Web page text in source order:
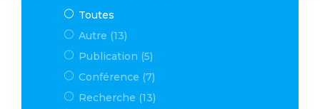
Toutes
Autre (13)
Publication (5)
Conférence (7)
Recherche (13)